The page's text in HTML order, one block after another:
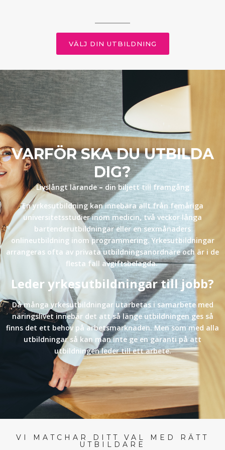
VÄLJ DIN UTBILDNING
VARFÖR SKA DU UTBILDA
DIG?
Livslångt lärande–din biljett till framgång
En yrkesutbildning kan innebära allt från femåriga
universitetsstudier inom medicin, två veckor långa
bartenderutbildningar eller en sexmånaders
onlineutbildning inom programmering. Yrkesutbildningar
arrangeras ofta av privata utbildningsanordnare och är i de
flesta fall avgiftsbelagda.
Leder yrkesutbildningar till jobb?
Då många yrkesutbildningar utarbetas i samarbete med
näringslivet innebär det att så länge utbildningen ges så
finns det ett behov på arbetsmarknaden. Men som med alla
utbildningar så kan man inte ge en garanti på att
utbildningen leder till ett arbete.
VI MATCHAR DITT VAL MED RÄTT
UTBILDARE